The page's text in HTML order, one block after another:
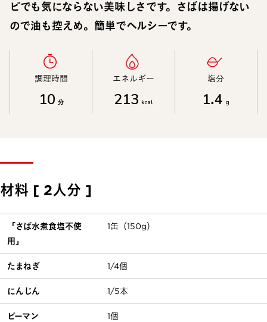
ピでも気にならない美味しさです。さばは揚げない
ので油も控えめ。簡単でヘルシーです。
調理時間​
10 分
エネルギー​
213 kcal
塩分​
1.4 g
材料 [ 2人分 ]
「さば水煮食塩不使
用」
1缶（150g）
たまねぎ 1/4個
にんじん 1/5本
ピーマン 1個